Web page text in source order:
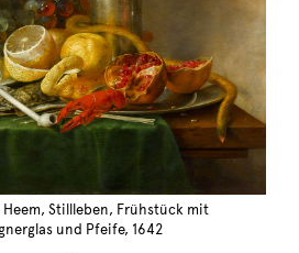
Heem, Stillleben, Frühstück mit
und Pfeife, 1642